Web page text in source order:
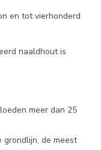
en tot vierhonderd
naaldhout is
meer dan 25
grondlijn, de meest